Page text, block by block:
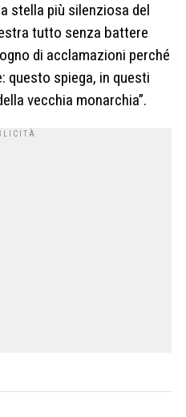
stella più silenziosa del
tutto senza battere
di acclamazioni perché
questo spiega, in questi
vecchia monarchia”.